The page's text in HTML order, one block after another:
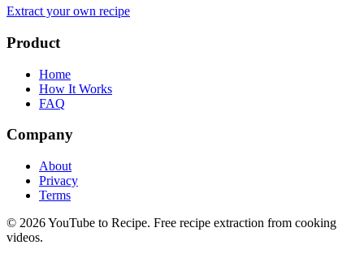
Extract your own recipe
Product
Home
How It Works
FAQ
Company
About
Privacy
Terms
© 2026YouTube to Recipe. Free recipe extraction from cooking
videos.